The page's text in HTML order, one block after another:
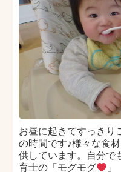
お昼に起きてすっきり
の時間です♪様々な食
供しています。自分で
育士の「モグモグ